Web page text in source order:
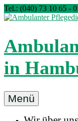
Zum
Inhalt
Tel.: (040) 73 10 65 - 0
in
Ambulanter
Pflegedienst
Menü